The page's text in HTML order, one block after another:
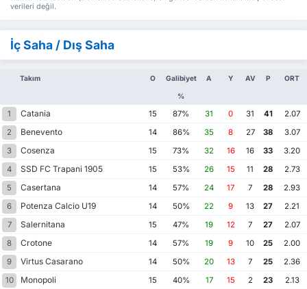
verileri değil.
İç Saha / Dış Saha
Takım O Galibiyet
%
A Y AV P ORT
1 Catania 15 87% 31 0 31 41
2.07
2
Benevento 14 86% 35 8 27 38
3.07
3
Cosenza 15 73% 32 16 16 33
3.20
4
SSD FC Trapani 1905 15 53% 26 15 11 28
2.73
5
Casertana 14 57% 24 17 7 28
2.93
6
Potenza Calcio U19 14 50% 22 9 13 27
2.21
7
Salernitana 15 47% 19 12 7 27
2.07
8
Crotone 14 57% 19 9 10 25
2.00
9
Virtus Casarano 14 50% 20 13 7 25
2.36
10
Monopoli 15 40% 17 15 2 23
2.13